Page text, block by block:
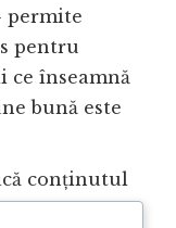
permite
pentru
ce înseamnă
bună este
conținutul